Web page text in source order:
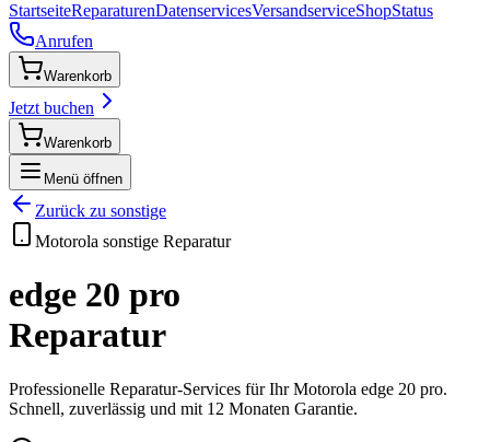
StartseiteReparaturenDatenservicesVersandserviceShopStatus
Anrufen
Warenkorb
Jetzt buchen
Warenkorb
Menü öffnen
Zurück zu sonstige
Motorola sonstige Reparatur
edge 20 pro
Reparatur
Professionelle Reparatur-Services für IhrMotorola edge 20 pro.
Schnell, zuverlässig und mit 12 Monaten Garantie.